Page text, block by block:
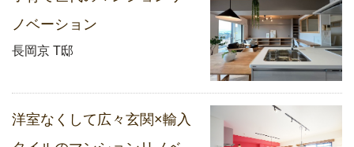
ノベーション
長岡京 T邸
洋室なくして広々玄関×輸入